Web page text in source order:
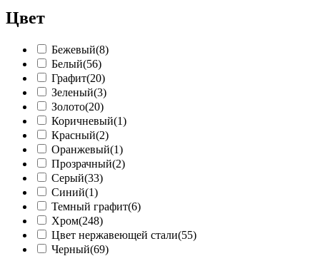
Цвет
Бежевый(8)
Белый(56)
Графит(20)
Зеленый(3)
Золото(20)
Коричневый(1)
Красный(2)
Оранжевый(1)
Прозрачный(2)
Серый(33)
Синий(1)
Темный графит(6)
Хром(248)
Цвет нержавеющей стали(55)
Черный(69)